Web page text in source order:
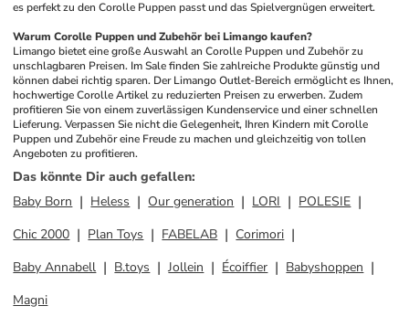
es perfekt zu den Corolle Puppen passt und das Spielvergnügen erweitert.
Warum Corolle Puppen und Zubehör bei Limango kaufen?
Limango bietet eine große Auswahl an Corolle Puppen und Zubehör zu
unschlagbaren Preisen. Im Sale finden Sie zahlreiche Produkte günstig und
können dabei richtig sparen. Der Limango Outlet-Bereich ermöglicht es Ihnen,
hochwertige Corolle Artikel zu reduzierten Preisen zu erwerben. Zudem
profitieren Sie von einem zuverlässigen Kundenservice und einer schnellen
Lieferung. Verpassen Sie nicht die Gelegenheit, Ihren Kindern mit Corolle
Puppen und Zubehör eine Freude zu machen und gleichzeitig von tollen
Angeboten zu profitieren.
Das könnte Dir auch gefallen:
Baby Born
Heless Our generation LORI
POLESIE
Chic 2000
Plan Toys FABELAB
Corimori
Baby Annabell
B.toys Jollein Écoiffier
Babyshoppen
Magni